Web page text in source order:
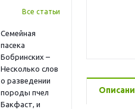
Все статьи
Семейная
пасека
Бобринских –
Несколько слов
о разведении
породы пчел
Бакфаст, и